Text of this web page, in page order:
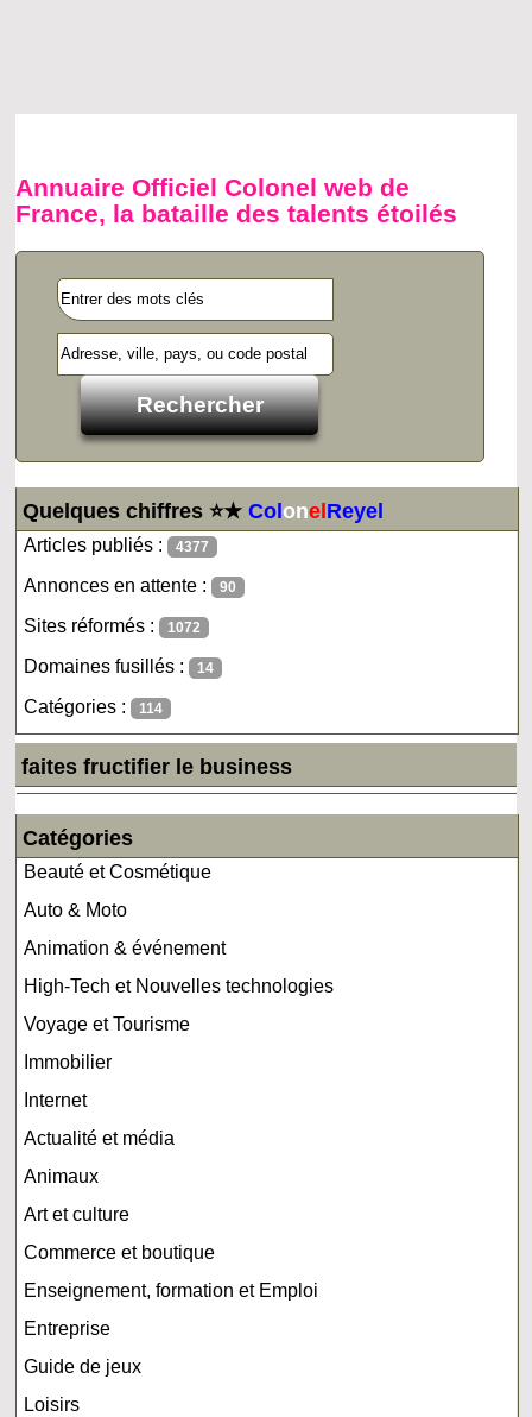
Annuaire Officiel Colonel web de
France, la bataille des talents étoilés
Quelques chiffres ⭐★ColonelReyel
Articles publiés : 4377
Annonces en attente : 90
Sites réformés : 1072
Domaines fusillés : 14
Catégories : 114
faites fructifier le business
Catégories
Beauté et Cosmétique
Auto & Moto
Animation & événement
High-Tech et Nouvelles technologies
Voyage et Tourisme
Immobilier
Internet
Actualité et média
Animaux
Art et culture
Commerce et boutique
Enseignement, formation et Emploi
Entreprise
Guide de jeux
Loisirs